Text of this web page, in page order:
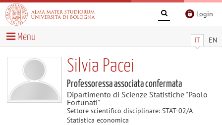
Login
IT EN
Menu
Silvia Pacei
Professoressa associata confermata
Dipartimento di Scienze Statistiche "Paolo
Fortunati"
Settore scientifico disciplinare: STAT-02/A
Statistica economica